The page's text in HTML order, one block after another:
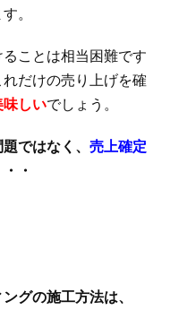
。
ことは相当困難です
だけの売り上げを確
しいでしょう。
ではなく、売上確定
・
グの施工方法は、